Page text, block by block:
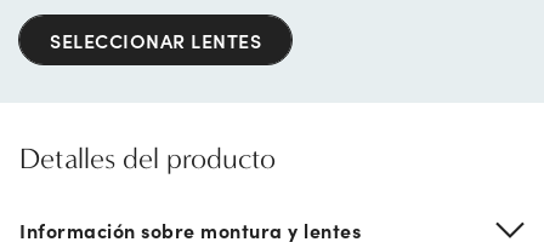
SELECCIONAR LENTES
Detalles del producto
Información sobre montura y lentes